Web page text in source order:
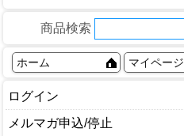
商品検索
ホーム マイページ
ログイン
メルマガ申込/停止